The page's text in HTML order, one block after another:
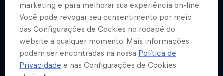
Mais
marketing e para melhorar sua experiência on-line.
Você pode revogar seu consentimento por meio
das Configurações de Cookies no rodapé do
website a qualquer momento. Mais informações
podem ser encontradas na nossa Política de
Privacidade e nas Configurações de Cookies